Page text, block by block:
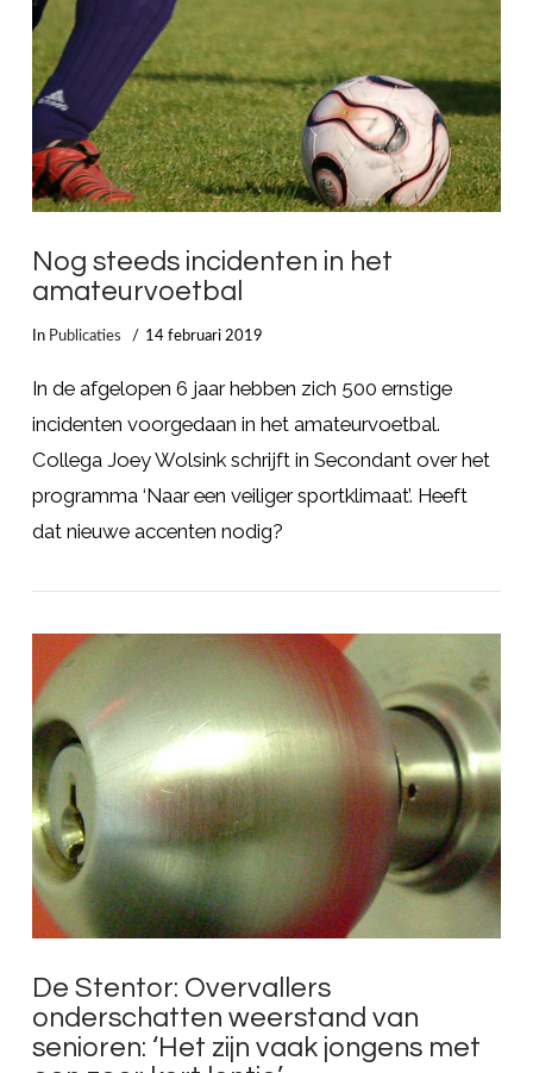
LEES MEER
Nog steeds incidenten in het
amateurvoetbal
In Publicaties 14 februari 2019
In de afgelopen 6 jaar hebben zich 500 ernstige
incidenten voorgedaan in het amateurvoetbal.
Collega Joey Wolsink schrijft in Secondant over het
programma ‘Naar een veiliger sportklimaat’. Heeft
dat nieuwe accenten nodig?
De Stentor: Overvallers
onderschatten weerstand van
senioren: ‘Het zijn vaak jongens met